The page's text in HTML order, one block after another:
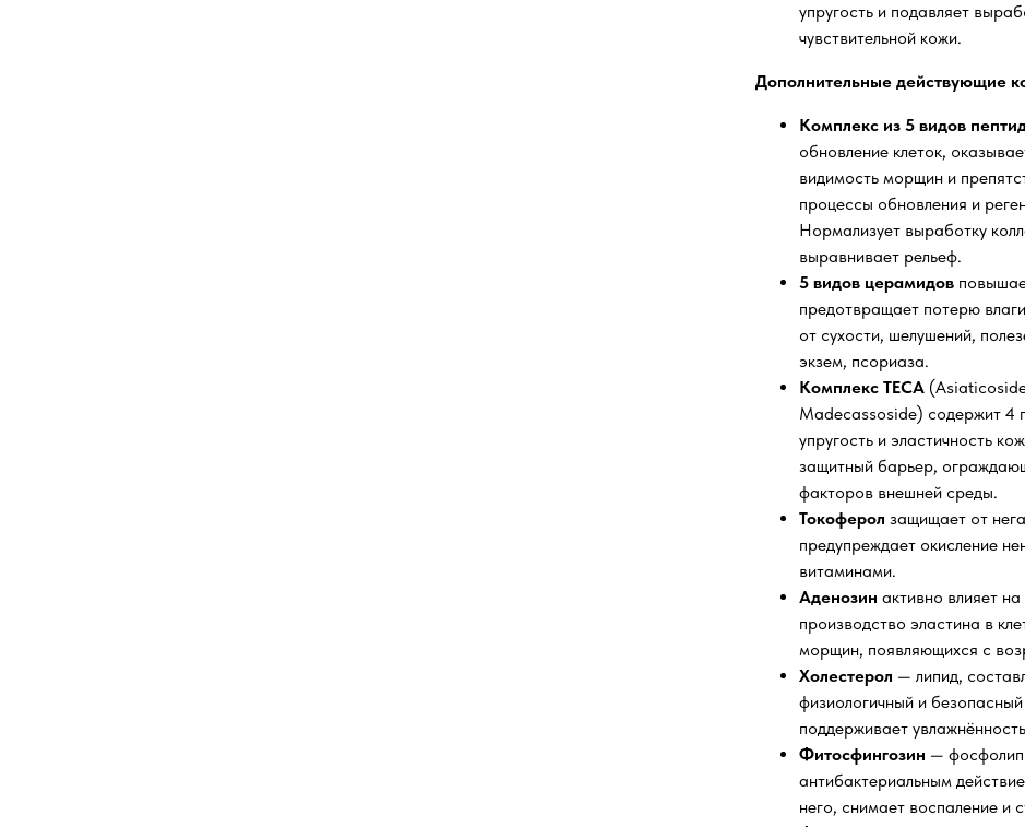
упругость и подавляет
чувствительной кожи.
Дополнительные действующие
Комплекс из 5 видов
обновление клеток,
видимость морщин и
процессы обновления и
Нормализует выработку
выравнивает рельеф.
5 видов церамидов
предотвращает потерю
от сухости, шелушений,
экзем, псориаза.
Комплекс TECA
Madecassoside) содержит 4
упругость и эластичность
защитный барьер,
факторов внешней среды.
Токоферол защищает от
предупреждает окисление
витаминами.
Аденозин активно влияет
производство эластина в
морщин, появляющихся с
Холестерол — липид,
физиологичный и
поддерживает
Фитосфингозин —
антибактериальным
него, снимает воспаление и